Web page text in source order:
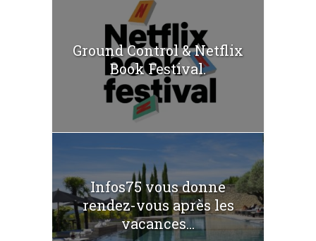
Ground Control & Netflix
Book Festival.
Infos75 vous donne
rendez-vous après les
vacances...